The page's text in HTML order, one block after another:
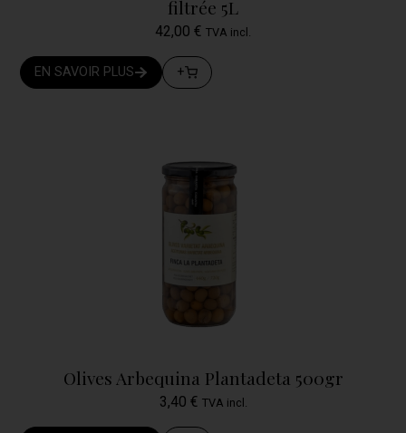
filtrée 5L
42,00 € TVA incl.
EN SAVOIR PLUS +
Olives Arbequina Plantadeta 500gr
3,40 € TVA incl.